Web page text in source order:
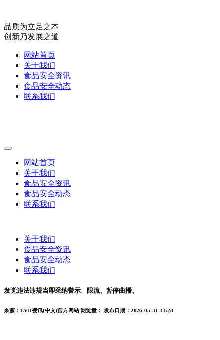
品质为立足之本
创新乃发展之道
网站首页
关于我们
食品安全资讯
食品安全动态
联系我们
网站首页
关于我们
食品安全资讯
食品安全动态
联系我们
关于我们
食品安全资讯
食品安全动态
联系我们
发觉违法违规当即采纳警示、限流、暂停曲播、
来源：EVO视讯(中文)官方网站 浏览量： 发布日期：2026-05-31 11:28